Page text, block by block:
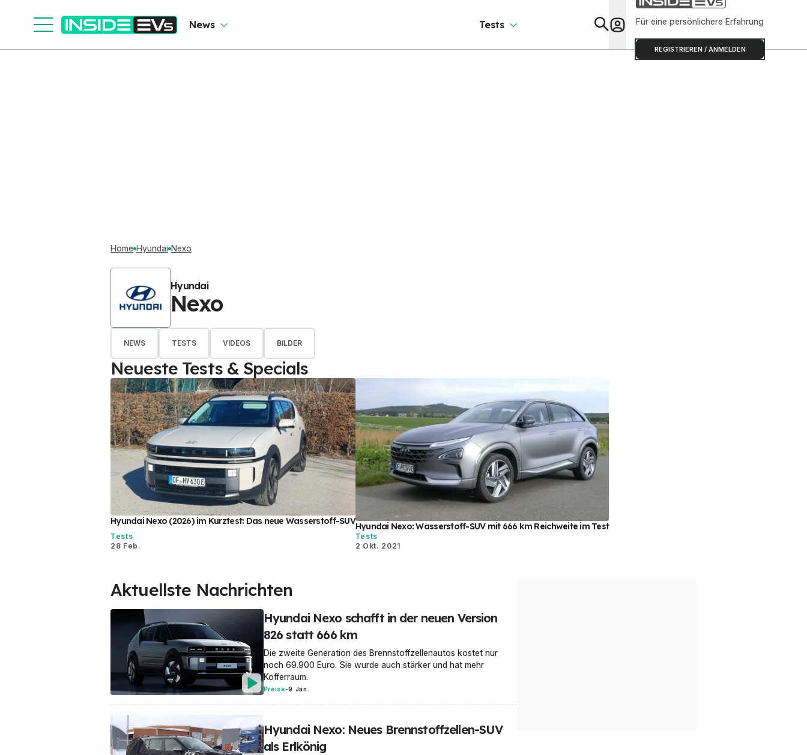
News Tests Für eine persönlichere Erfahrung
REGISTRIEREN / ANMELDEN
Home Hyundai Nexo
Hyundai
Nexo
NEWS TESTS VIDEOS BILDER
Neueste Tests & Specials
Hyundai Nexo (2026) im Kurztest: Das neue Wasserstoff-SUV
Tests
28 Feb.
Hyundai Nexo: Wasserstoff-SUV mit 666 km Reichweite im Test
Tests
2 Okt. 2021
Aktuellste Nachrichten
Hyundai Nexo schafft in der neuen Version
826 statt 666 km
Die zweite Generation des Brennstoffzellenautos kostet nur
noch 69.900 Euro. Sie wurde auch stärker und hat mehr
Kofferraum.
Preise-9 Jan.
Hyundai Nexo: Neues Brennstoffzellen-SUV
als Erlkönig